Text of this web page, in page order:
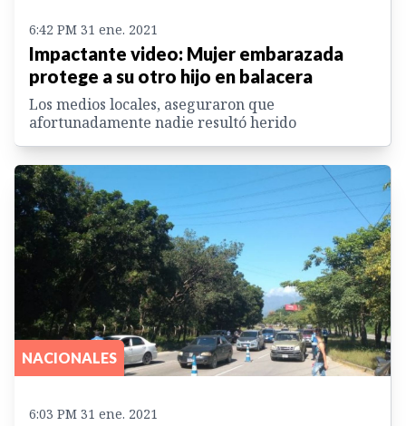
6:42 PM 31 ene. 2021
Impactante video: Mujer embarazada
protege a su otro hijo en balacera
Los medios locales, aseguraron que
afortunadamente nadie resultó herido
NACIONALES
6:03 PM 31 ene. 2021